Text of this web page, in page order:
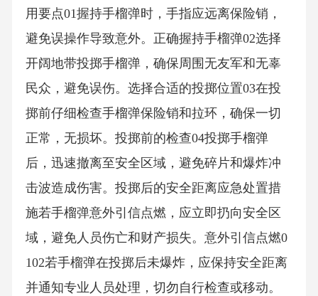
用要点01握持手榴弹时，手指应远离保险销，
避免误操作导致意外。正确握持手榴弹02选择
开阔地带投掷手榴弹，确保周围无友军和无辜
民众，避免误伤。选择合适的投掷位置03在投
掷前仔细检查手榴弹保险销和拉环，确保一切
正常，无损坏。投掷前的检查04投掷手榴弹
后，迅速撤离至安全区域，避免碎片和爆炸冲
击波造成伤害。投掷后的安全距离应急处置措
施若手榴弹意外引信点燃，应立即扔向安全区
域，避免人员伤亡和财产损失。意外引信点燃0
102若手榴弹在投掷后未爆炸，应保持安全距离
并通知专业人员处理，切勿自行检查或移动。